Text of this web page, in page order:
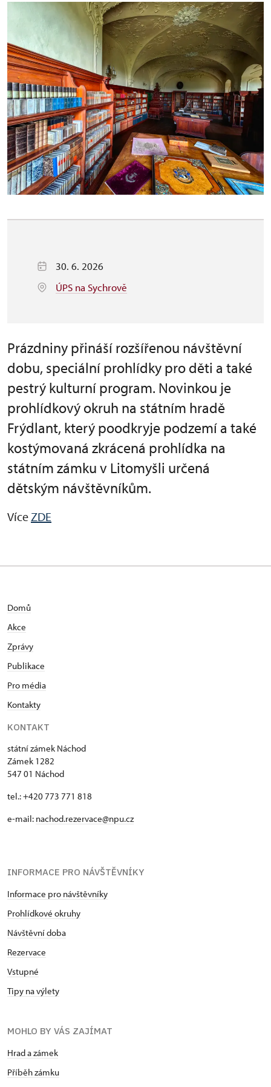
30. 6. 2026
ÚPS na Sychrově
Prázdniny přináší rozšířenou návštěvní
dobu, speciální prohlídky pro děti a také
pestrý kulturní program. Novinkou je
prohlídkový okruh na státním hradě
Frýdlant, který poodkryje podzemí a také
kostýmovaná zkrácená prohlídka na
státním zámku v Litomyšli určená
dětským návštěvníkům.
VíceZDE
Domů
Akce
Zprávy
Publikace
Pro média
Kontakty
KONTAKT
státní zámek Náchod
Zámek 1282
547 01 Náchod
tel.: +420 773 771 818
e-mail: nachod.rezervace@npu.cz
INFORMACE PRO NÁVŠTĚVNÍKY
Informace pro návštěvníky
Prohlídkové okruhy
Návštěvní doba
Rezervace
Vstupné
Tipy na výlety
MOHLO BY VÁS ZAJÍMAT
Hrad a zámek
Příběh zámku